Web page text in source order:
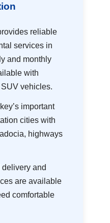
reliable
services in
and monthly
with
vehicles.
important
cities with
highways
and
are available
comfortable